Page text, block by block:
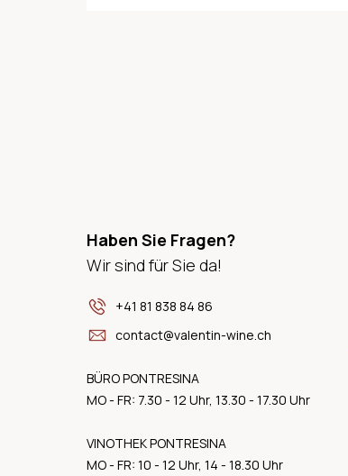
Haben Sie Fragen?
Wir sind für Sie da!
+41 81 838 84 86
contact@valentin-wine.ch
BÜRO PONTRESINA
MO - FR: 7.30 - 12 Uhr, 13.30 - 17.30 Uhr
VINOTHEK PONTRESINA
MO - FR: 10 - 12 Uhr, 14 - 18.30 Uhr